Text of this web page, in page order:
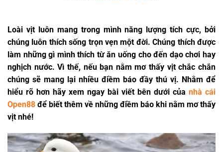
Loài vịt luôn mang trong mình năng lượng tích cực, bởi
chúng luôn thích sống trọn vẹn một đời. Chúng thích được
làm những gì mình thích từ ăn uống cho đến dạo chơi hay
nghịch nước. Vì thế, nếu bạn nằm mơ thấy vịt chắc chắn
chúng sẽ mang lại nhiều điềm báo đầy thú vị. Nhằm để
hiểu rõ hơn hãy xem ngay bài viết bên dưới của nhà cái
Open88 để biết thêm về những điềm báo khi nằm mơ thấy
vịt nhé!